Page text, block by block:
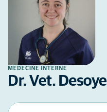
MÉDECINE INTERNE
Dr. Vet. Desoye